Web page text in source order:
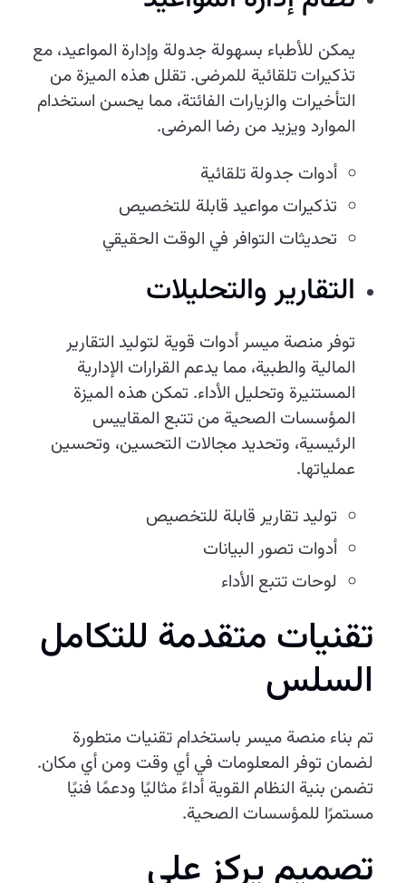
يمكن للأطباء بسهولة جدولة وإدارة المواعيد، مع
تذكيرات تلقائية للمرضى. تقلل هذه الميزة من
التأخيرات والزيارات الفائتة، مما يحسن استخدام
الموارد ويزيد من رضا المرضى.
أدوات جدولة تلقائية
تذكيرات مواعيد قابلة للتخصيص
تحديثات التوافر في الوقت الحقيقي
التقارير والتحليلات
توفر منصة ميسر أدوات قوية لتوليد التقارير
المالية والطبية، مما يدعم القرارات الإدارية
المستنيرة وتحليل الأداء. تمكن هذه الميزة
المؤسسات الصحية من تتبع المقاييس
الرئيسية، وتحديد مجالات التحسين، وتحسين
عملياتها.
توليد تقارير قابلة للتخصيص
أدوات تصور البيانات
لوحات تتبع الأداء
تقنيات متقدمة للتكامل
السلس
تم بناء منصة ميسر باستخدام تقنيات متطورة
لضمان توفر المعلومات في أي وقت ومن أي مكان.
تضمن بنية النظام القوية أداءً مثاليًا ودعمًا فنيًا
مستمرًا للمؤسسات الصحية.
تصميم يركز على